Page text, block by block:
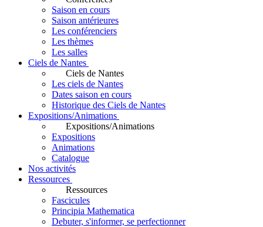
Saison en cours
Saison antérieures
Les conférenciers
Les thèmes
Les salles
Ciels de Nantes
Ciels de Nantes
Les ciels de Nantes
Dates saison en cours
Historique des Ciels de Nantes
Expositions/Animations
Expositions/Animations
Expositions
Animations
Catalogue
Nos activités
Ressources
Ressources
Fascicules
Principia Mathematica
Debuter, s'informer, se perfectionner